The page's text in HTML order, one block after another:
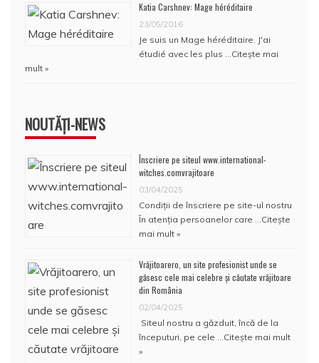
Katia Carshnev: Mage héréditaire
23/05/2016
Je suis un Mage héréditaire. J'ai
étudié avec les plus …Citește mai
mult »
NOUTĂȚI-NEWS
Înscriere pe siteul www.international-
witches.comvrajitoare
03/04/2025
Condiţii de înscriere pe site-ul nostru
În atenţia persoanelor care …Citește
mai mult »
Vrăjitoarero, un site profesionist unde se
găsesc cele mai celebre și căutate vrăjitoare
din România
02/04/2025
Siteul nostru a găzduit, încă de la
începuturi, pe cele …Citește mai mult
»